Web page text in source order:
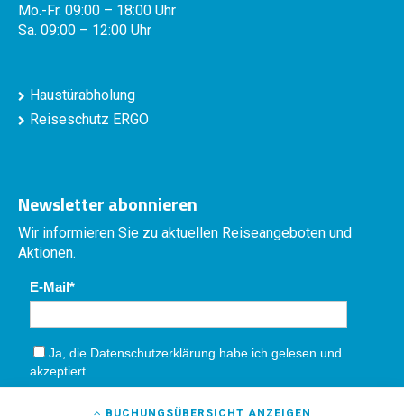
BUCHUNGSÜBERSICHT ANZEIGEN
Mo.-Fr. 09:00 – 18:00 Uhr
Sa. 09:00 – 12:00 Uhr
Haustürabholung
Reiseschutz ERGO
Newsletter abonnieren
Wir informieren Sie zu aktuellen Reiseangeboten und
Aktionen.
E-Mail
Ja, die Datenschutzerklärung habe ich gelesen und
akzeptiert.
Absenden